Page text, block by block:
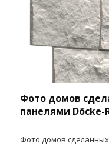
Фото домов
панелями Döcke-
Фото домов